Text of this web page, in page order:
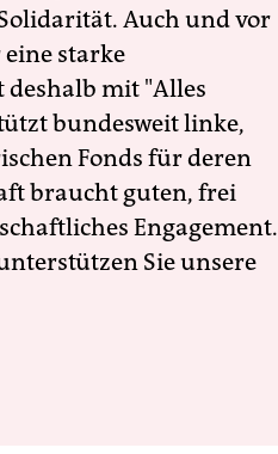
Auch und vor
starke
deshalb mit "Alles
bundesweit linke,
Fonds für deren
braucht guten, frei
Engagement.
Sie unsere